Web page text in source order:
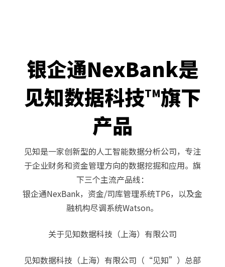
银企通NexBank是
见知数据科技TM旗下
产品
见知是一家创新型的人工智能数据分析公司，专注
于企业财务和资金管理方向的数据挖掘和应用。旗
下三个主流产品线：
银企通NexBank，资金/司库管理系统TP6，以及金
融机构尽调系统Watson。
关于见知数据科技（上海）有限公司
见知数据科技（上海）有限公司（“见知”）总部